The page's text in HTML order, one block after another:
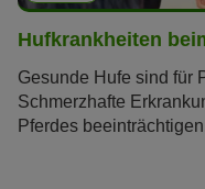
Hufkrankheiten
Gesunde Hufe sind für
Schmerzhafte
Pferdes